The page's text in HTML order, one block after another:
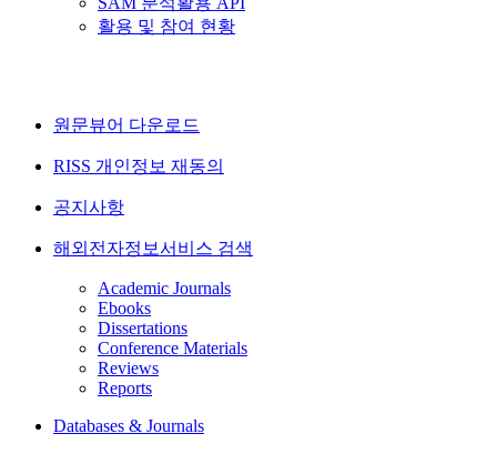
활용 및 참여 현황
원문뷰어 다운로드
RISS 개인정보 재동의
공지사항
해외전자정보서비스 검색
Academic Journals
Ebooks
Dissertations
Conference Materials
Reviews
Reports
Databases & Journals